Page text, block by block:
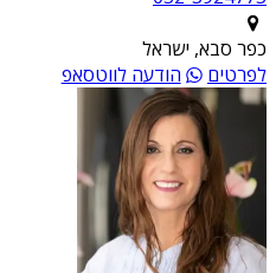
כפר סבא, ישראל
לפרטים
הודעה לווטסאפ